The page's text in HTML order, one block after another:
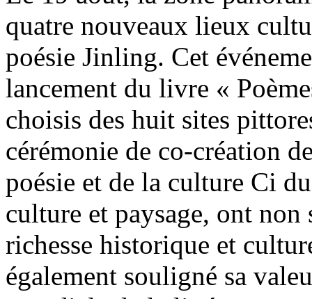
quatre nouveaux lieux
poésie Jinling. Cet
lancement du livre «
choisis des huit sites
cérémonie de co-création
poésie et de la culture Ci
culture et paysage, ont
richesse historique et
également souligné sa